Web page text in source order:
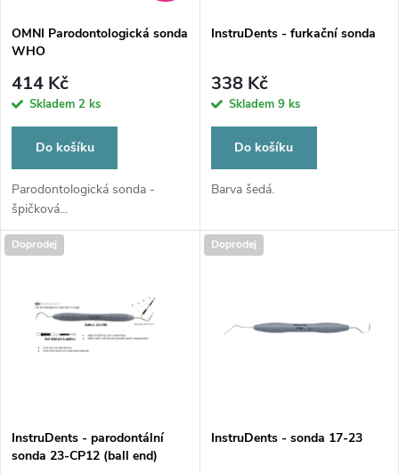
p
r
o
d
u
k
s
p
r
o
d
u
OMNI Parodontologická sonda
WHO
414 Kč
Skladem 2 ks
Do košíku
Parodontologická sonda -
špičková...
InstruDents - furkační sonda
338 Kč
Skladem 9 ks
Do košíku
Barva šedá.
Doprodej
InstruDents - parodontální
sonda 23-CP12 (ball end)
Doprodej
InstruDents - sonda 17-23